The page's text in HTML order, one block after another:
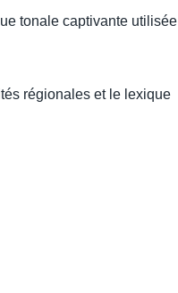
tonale captivante utilisée
régionales et le lexique